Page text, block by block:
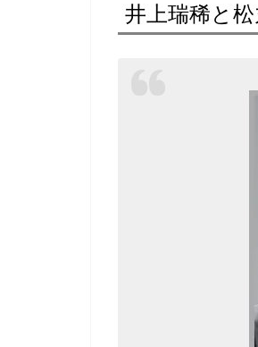
井上瑞稀と